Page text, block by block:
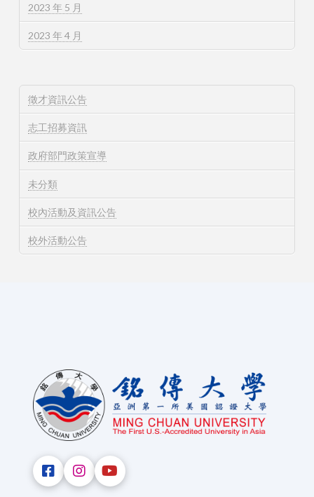
2023 年 5 月
2023 年 4 月
徵才資訊公告
志工招募資訊
政府部門政策宣導
未分類
校內活動及資訊公告
校外活動公告